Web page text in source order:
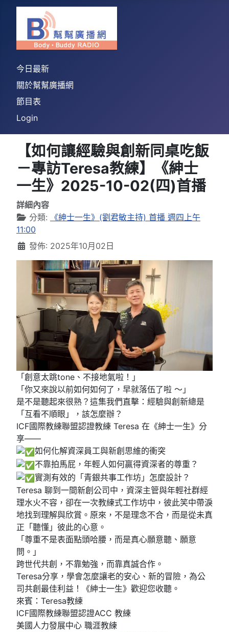
今日最新
關於幫幫廣播網
節目表
Login
【如何讓經驗與創新同桌吃飯
－專訪Teresa教練】《紳士
一生》2025-10-02(四)首播
詳細內容
分類:
《紳士一生》(劉君敏主持) 首播 週四上午
11:00
發佈: 2025年10月02日
「創意太跳tone、不接地氣啦！」
「你又來說以前如何如何了，早就落伍了啦 ～」
是不是聽起來很熟？這集我們直擊：經驗與創新總是
「互看不順眼」，該怎麼辦？
ICF國際教練聯盟認證教練 Teresa 在《紳士一生》分
享——
如何化解資深員工與新創思維的衝突
不靠拍馬屁，年輕人如何贏得資深者的尊重？
實測有效的「青銀共事工作坊」怎麼設計？
Teresa 聊到一間新創公司中，資深主管與年輕社群經
理水火不容，卻在一次教練式工作坊中，彼此笑中帶淚
地找到理解與欣賞。原來，不是理念不合，而是從未真
正「聽懂」彼此的心意。
「尊重不是表面點頭哈腰，而是真心願意聽、願意
問。」
跨世代共創，不靠勉強，而靠真誠合作。
Teresa分享，學會怎麼讓老的安心、新的冒險，為公
司共創最佳利益！《紳士一生》歡迎您收聽。
來賓：Teresa教練
ICF國際教練聯盟認證ACC 教練
美國人力發展中心 職涯教練